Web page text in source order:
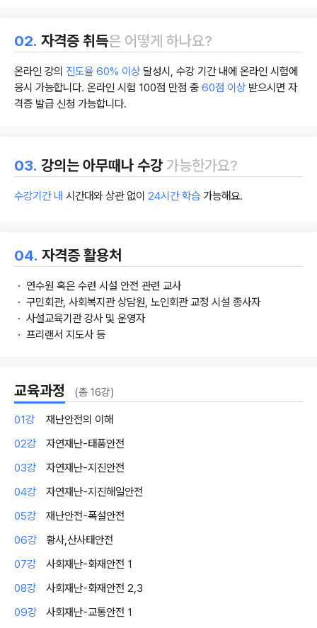
02. 자격증 취득은 어떻게 하나요?
온라인 강의 진도율 60% 이상 달성시, 수강 기간 내에 온라인 시험에
응시 가능합니다. 온라인 시험 100점 만점 중 60점 이상 받으시면 자
격증 발급 신청 가능합니다.
03. 강의는 아무때나 수강 가능한가요?
수강기간 내 시간대와 상관 없이 24시간 학습 가능해요.
04. 자격증 활용처
ㆍ 연수원 혹은 수련 시설 안전 관련 교사
ㆍ 구민회관, 사회복지관 상담원, 노인회관 교정 시설 종사자
ㆍ 사설교육기관 강사 및 운영자
ㆍ 프리랜서 지도사 등
교육과정 (총 16강)
01강
재난안전의 이해
02강
자연재난-태풍안전
03강
자연재난-지진안전
04강
자연재난-지진해일안전
05강
재난안전-폭설안전
06강
황사,산사태안전
07강
사회재난-화재안전 1
08강
사회재난-화재안전 2,3
09강
사회재난-교통안전 1